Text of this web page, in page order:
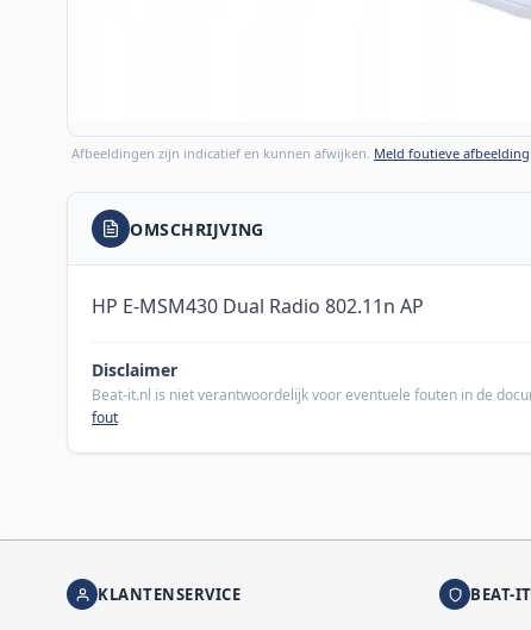
Afbeeldingen zijn indicatief en kunnen afwijken. Meld foutieve afbeelding
OMSCHRIJVING
HP E-MSM430 Dual Radio 802.11n AP
Disclaimer
Beat-it.nl is niet verantwoordelijk voor eventuele fouten in de
fout
KLANTENSERVICE BEAT-